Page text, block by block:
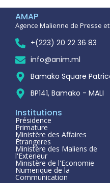
AMAP
Agence Malienne de Presse
+(223) 20 22 36 83
info@anim.ml
Bamako Square
BP141, Bamako - MALI
Institutions
Présidence
Primature
Ministère des Affaires
Étrangeres
Ministère des Maliens de
l'Exterieur
Ministère de l'Economie
Numerique de la
Communication